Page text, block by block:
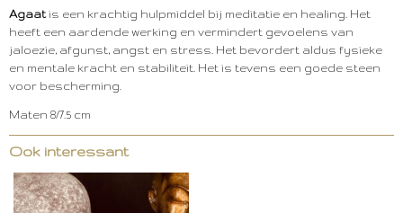
Agaatis een krachtig hulpmiddel bij meditatie en healing. Het
heeft een aardende werking en vermindert gevoelens van
jaloezie, afgunst, angst en stress. Het bevordert aldus fysieke
en mentale kracht en stabiliteit. Het is tevens een goede steen
voor bescherming.
Maten 8/7.5 cm
Ook interessant